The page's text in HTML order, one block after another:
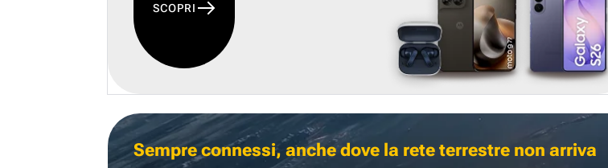
SCOPRI
Sempre connessi, anche dove la rete terrestre non arriva